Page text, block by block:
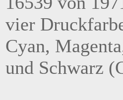
vier
Cyan,
und Schwarz